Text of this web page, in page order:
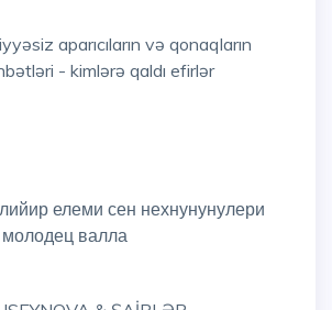
aparıcıların və qonaqların
- kimlərə qaldı efirlər
елеми сен нехнунунулери
молодец валла